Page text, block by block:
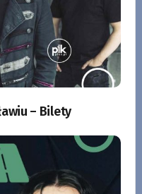
– Bilety